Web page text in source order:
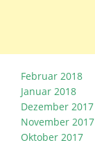
Februar 2018
Januar 2018
Dezember 2017
November 2017
Oktober 2017